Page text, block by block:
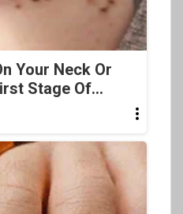
Your Neck Or
Stage Of...